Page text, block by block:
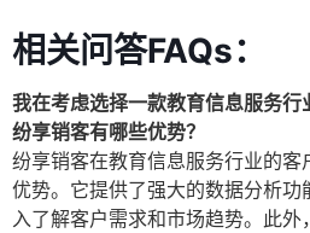
相关问答FAQs：
我在考虑选择一款教育信息服务行
纷享销客有哪些优势？
纷享销客在教育信息服务行业的
优势。它提供了强大的数据分析功
入了解客户需求和市场趋势。此